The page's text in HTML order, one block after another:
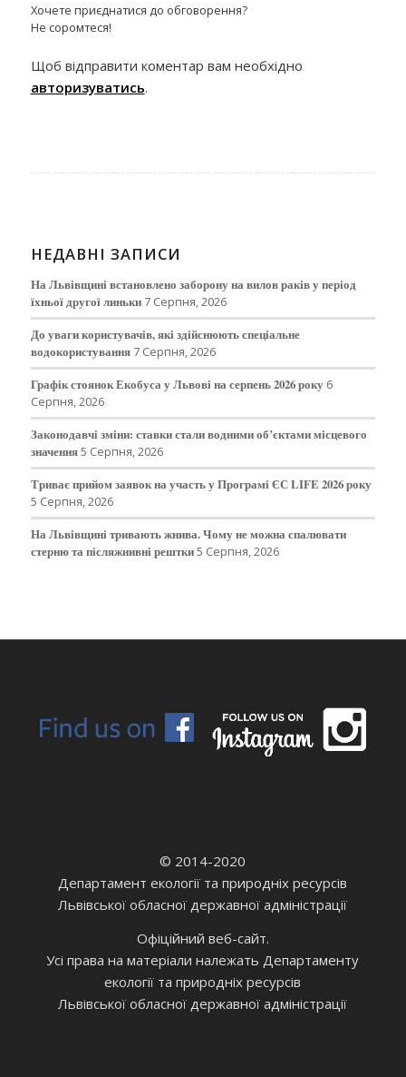
Хочете приєднатися до обговорення?
Не соромтеся!
Щоб відправити коментар вам необхідно
авторизуватись.
НЕДАВНІ ЗАПИСИ
На Львівщині встановлено заборону на вилов раків у період
їхньої другої линьки 7 Серпня, 2026
До уваги користувачів, які здійснюють спеціальне
водокористування 7 Серпня, 2026
Графік стоянок Екобуса у Львові на серпень 2026 року 6
Серпня, 2026
Законодавчі зміни: ставки стали водними об’єктами місцевого
значення5 Серпня, 2026
Триває прийом заявок на участь у Програмі ЄС LIFE 2026 року
5 Серпня, 2026
На Львівщині тривають жнива. Чому не можна спалювати
стерню та післяжнивні рештки5 Серпня, 2026
© 2014-2020
Департамент екології та природніх ресурсів
Львівської обласної державної адміністрації
Офіційний веб-сайт.
Усі права на матеріали належать Департаменту
екології та природніх ресурсів
Львівської обласної державної адміністрації